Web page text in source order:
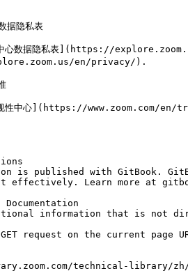
据隐私表
心数据隐私表](https://
en/privacy/).
规性中心](https://
is published with GitBook.
effectively. Learn more at
information that is not
GET request on the current
technical-library/zh/